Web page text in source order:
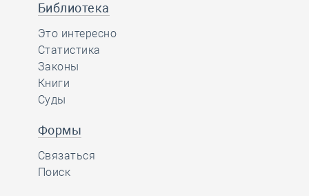
Библиотека
Это интересно
Статистика
Законы
Книги
Суды
Формы
Связаться
Поиск